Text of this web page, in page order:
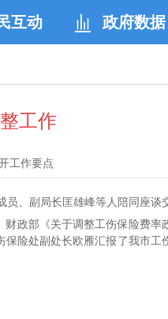
互动 政府数据
工作
工作要点
、副局长匡雄峰等人陪同座谈
政部《关于调整工伤保险费率
险处副处长欧雁汇报了我市工